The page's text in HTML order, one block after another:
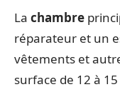
La chambre
réparateur et un
vêtements et
surface de 12 à